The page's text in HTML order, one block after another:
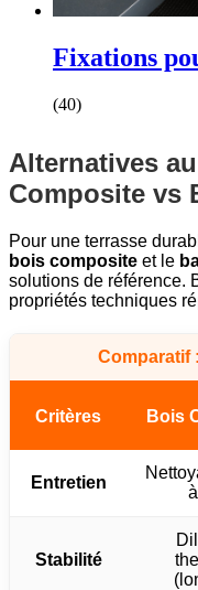
Fixations
(40)
Alternatives
Composite vs
Pour une terrasse
bois composite et le
solutions de référence.
propriétés techniques
Comparatif
Critères Bois
Entretien
Stabilité